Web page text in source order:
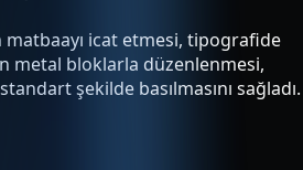
icat etmesi, tipografide
metal bloklarla düzenlenmesi,
şekilde basılmasını sağladı.